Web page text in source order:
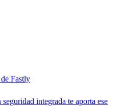
Fastly
integrada te aporta ese